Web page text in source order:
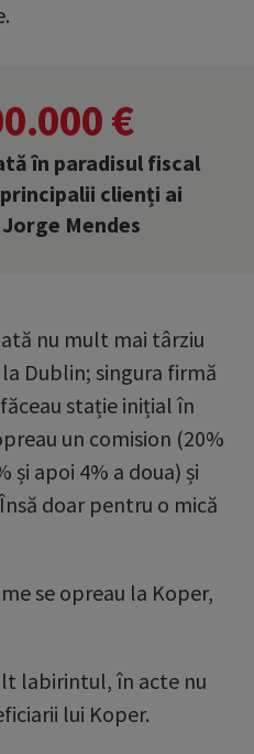
€
în paradisul fiscal
clienți ai
Mendes
nu mult mai târziu
Dublin; singura firmă
stație inițial în
un comision (20%
și apoi 4% a doua) și
doar pentru o mică
se opreau la Koper,
labirintul, în acte nu
lui Koper.